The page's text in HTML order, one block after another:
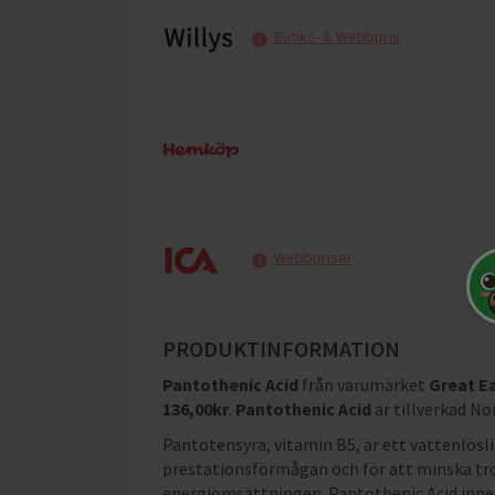
Butiks- & Webbpris
Webbpriser
PRODUKTINFORMATION
Pantothenic Acid från varumärket Great
136,00kr. Pantothenic Acid är tillverkad
Pantotensyra, vitamin B5, är ett
prestationsförmågan och för att minska